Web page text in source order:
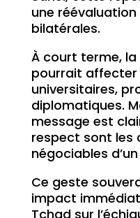
une
bilatérales.
À court terme, la
pourrait affecter
universitaires,
diplomatiques.
message est
respect sont les
négociables
Ce geste
impact
Tchad sur